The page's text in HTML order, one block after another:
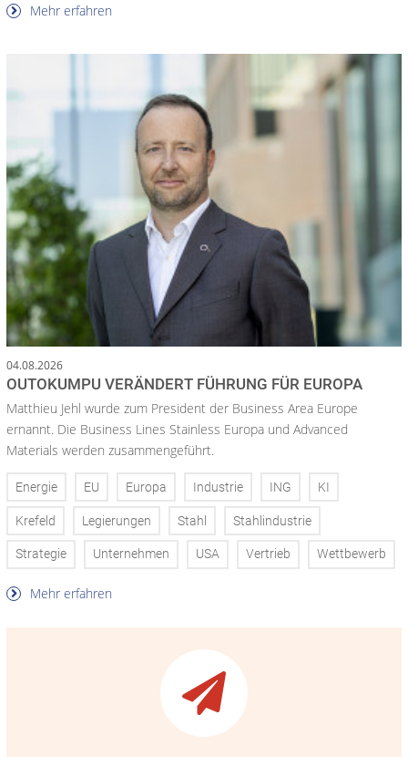
Mehr erfahren
04.08.2026
OUTOKUMPU VERÄNDERT FÜHRUNG FÜR EUROPA
Matthieu Jehl wurde zum President der Business Area Europe
ernannt. Die Business Lines Stainless Europa und Advanced
Materials werden zusammengeführt.
Energie EU Europa Industrie ING KI
Krefeld Legierungen Stahl Stahlindustrie
Strategie Unternehmen USA Vertrieb Wettbewerb
Mehr erfahren